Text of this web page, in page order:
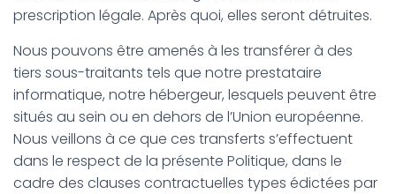
prescription légale. Après quoi, elles seront détruites.
Nous pouvons être amenés à les transférer à des
tiers sous-traitants tels que notre prestataire
informatique, notre hébergeur, lesquels peuvent être
situés au sein ou en dehors de l’Union européenne.
Nous veillons à ce que ces transferts s’effectuent
dans le respect de la présente Politique, dans le
cadre des clauses contractuelles types édictées par